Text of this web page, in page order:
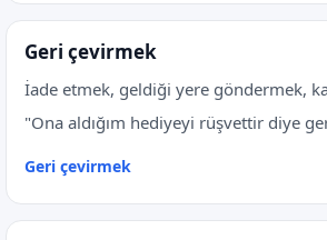
Geri çevirmek
İade etmek, geldiği yere göndermek,
"Ona aldığım hediyeyi rüşvettir diye
Geri çevirmek